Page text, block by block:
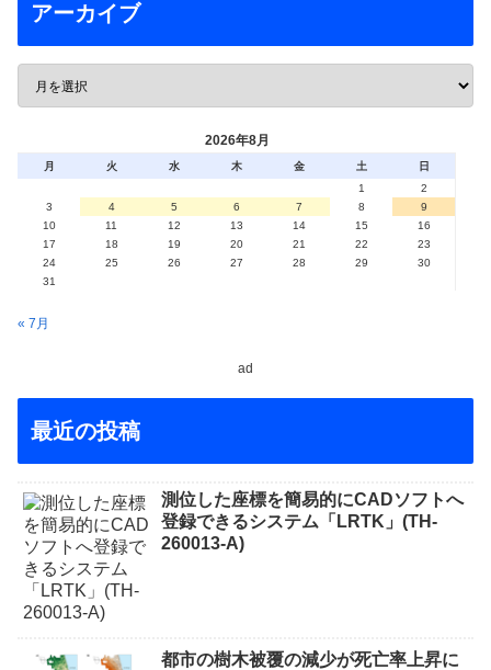
アーカイブ
2026年8月
月 火 水 木 金 土
日
1
2
3
4 5 6 7 8
9
10
11 12 13 14 15
16
17
18 19 20 21 22
23
24
25 26 27 28 29
30
31
« 7月
ad
最近の投稿
測位した座標を簡易的にCADソフトへ
登録できるシステム「LRTK」(TH-
260013-A)
都市の樹木被覆の減少が死亡率上昇に